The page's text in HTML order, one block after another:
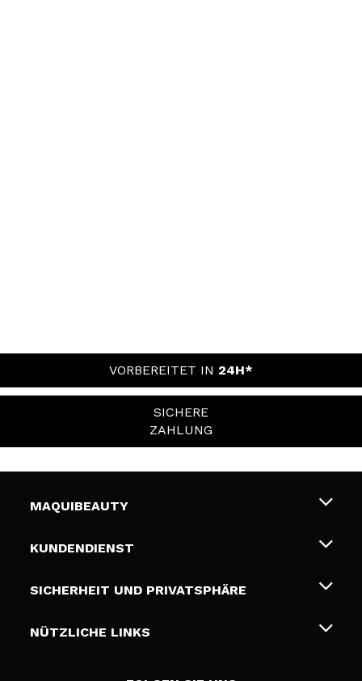
VORBEREITET IN 24H*
SICHERE
ZAHLUNG
MAQUIBEAUTY
Über uns
Geschenkkarten
KUNDENDIENST
Liefer- und Versandkosten
Zahlung
SICHERHEIT UND PRIVATSPHÄRE
Bedingungen und Datenschutz
NÜTZLICHE LINKS